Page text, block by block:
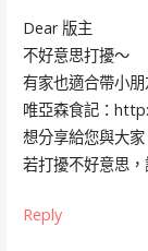
Dear 版主
不好意思打擾～
有家也適合帶小
唯亞森食記：
想分享給您與大家
若打擾不好意思，
Reply